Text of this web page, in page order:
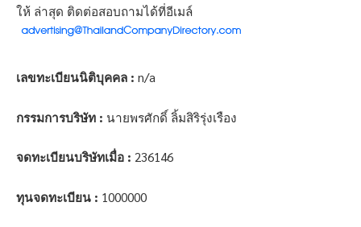
ให้ ล่าสุด ติดต่อสอบถามได้ที่อีเมล์
เลขทะเบียนนิติบุคคล : n/a
กรรมการบริษัท : นายพรศักดิ์ ลิ้มสิริรุ่งเรือง
จดทะเบียนบริษัทเมื่อ : 236146
ทุนจดทะเบียน : 1000000